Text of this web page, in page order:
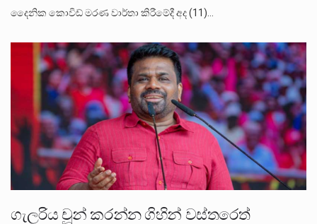
දෛනික කොවිඩ් මරණ වාර්තා කිරීමේදී අද (11)…
ගැලරිය චූන් කරන්න ගිහින් වස්තරෙත්